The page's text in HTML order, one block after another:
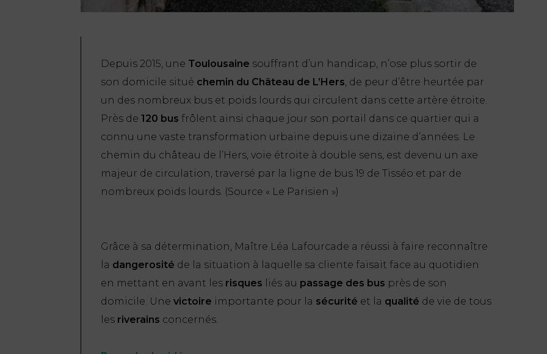
Depuis 2015, une Toulousaine souffrant d’un handicap, n’ose plus sortir de
son domicile situé chemin du Château de L’Hers, de peur d’être heurtée par
un des nombreux bus et poids lourds qui circulent dans cette artère étroite.
Près de 120 bus frôlent ainsi chaque jour son portail dans ce quartier qui a
connu une vaste transformation urbaine depuis une dizaine d’années. Le
chemin du château de l’Hers, voie étroite à double sens, est devenu un axe
majeur de circulation, traversé par la ligne de bus 19 de Tisséo et par de
nombreux poids lourds. (Source « Le Parisien »)
Grâce à sa détermination, Maître Léa Lafourcade a réussi à faire reconnaître
la dangerosité de la situation à laquelle sa cliente faisait face au quotidien
en mettant en avant les risques liés au passage des bus près de son
domicile. Une victoire importante pour la sécurité et la qualité de vie de tous
les riverains concernés.